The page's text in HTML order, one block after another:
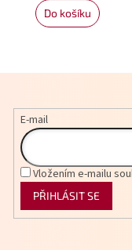
Do košíku
E-mail
Vložením e-mailu
PŘIHLÁSIT SE